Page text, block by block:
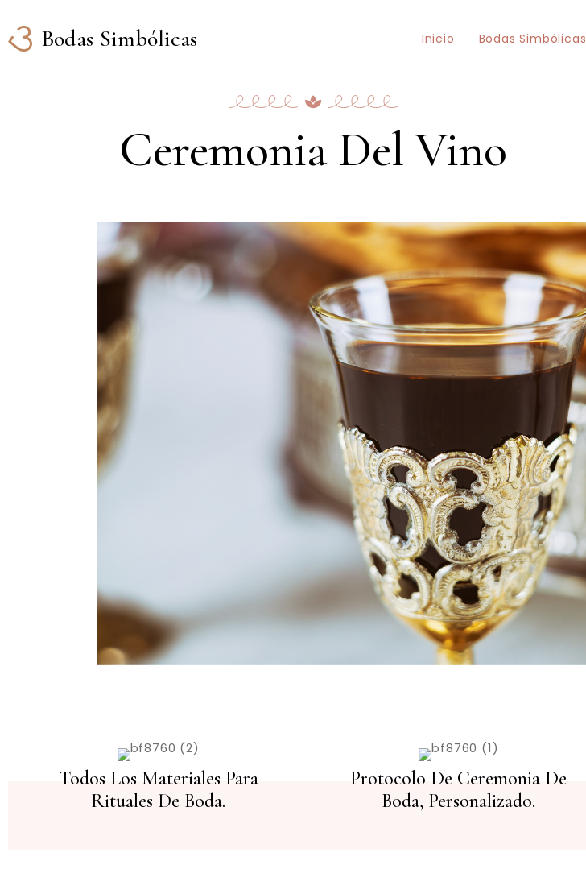
Bodas Simbólicas Inicio Bodas Simbólicas
Ceremonia Del Vino
Todos Los Materiales Para
Rituales De Boda.
Protocolo De Ceremonia De
Boda, Personalizado.